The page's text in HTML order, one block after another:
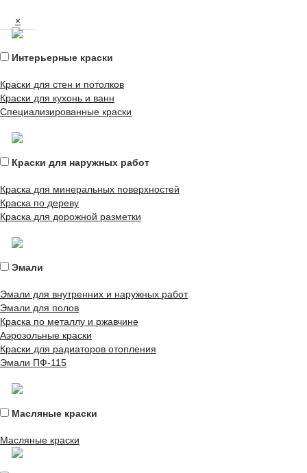
×
Интерьерные краски
Краски для стен и потолков
Краски для кухонь и ванн
Специализированные краски
Краски для наружных работ
Краска для минеральных поверхностей
Краска по дереву
Краска для дорожной разметки
Эмали
Эмали для внутренних и наружных работ
Эмали для полов
Краска по металлу и ржавчине
Аэрозольные краски
Краски для радиаторов отопления
Эмали ПФ-115
Масляные краски
Масляные краски